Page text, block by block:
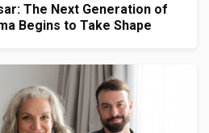
The Next Generation of
Begins to Take Shape